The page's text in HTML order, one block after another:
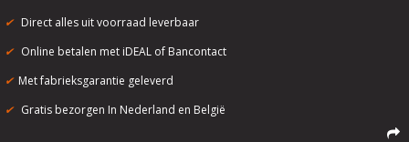
✔ Direct alles uit voorraad leverbaar
✔ Online betalen met iDEAL of Bancontact
✔ Met fabrieksgarantie geleverd
✔ Gratis bezorgen In Nederland en België